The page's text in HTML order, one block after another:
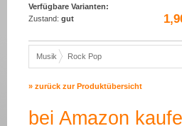
Verfügbare Varianten:
Zustand: gut
Musik Rock Pop
» zurück zur Produktübersicht
bei Amazon